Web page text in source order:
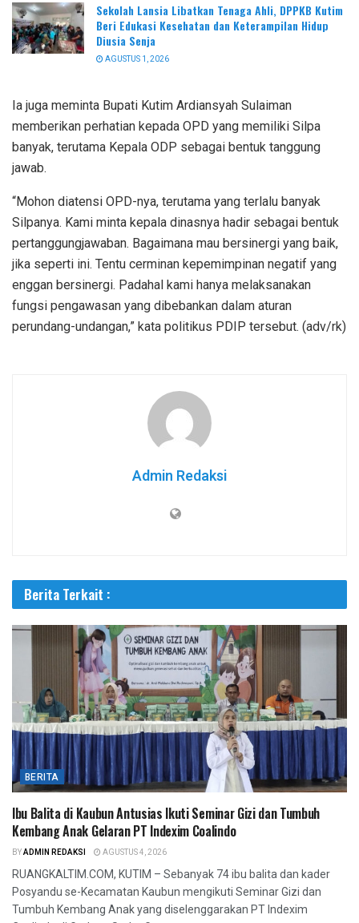
Sekolah Lansia Libatkan Tenaga Ahli, DPPKB Kutim
Beri Edukasi Kesehatan dan Keterampilan Hidup
Diusia Senja
AGUSTUS 1, 2026
Ia juga meminta Bupati Kutim Ardiansyah Sulaiman
memberikan perhatian kepada OPD yang memiliki Silpa
banyak, terutama Kepala ODP sebagai bentuk tanggung
jawab.
“Mohon diatensi OPD-nya, terutama yang terlalu banyak
Silpanya. Kami minta kepala dinasnya hadir sebagai bentuk
pertanggungjawaban. Bagaimana mau bersinergi yang baik,
jika seperti ini. Tentu cerminan kepemimpinan negatif yang
enggan bersinergi. Padahal kami hanya melaksanakan
fungsi pengawasan yang dibebankan dalam aturan
perundang-undangan,” kata politikus PDIP tersebut. (adv/rk)
Admin Redaksi
Berita Terkait :
BERITA
Ibu Balita di Kaubun Antusias Ikuti Seminar Gizi dan Tumbuh
Kembang Anak Gelaran PT Indexim Coalindo
BYADMIN REDAKSI AGUSTUS 4, 2026
RUANGKALTIM.COM, KUTIM – Sebanyak 74 ibu balita dan kader
Posyandu se-Kecamatan Kaubun mengikuti Seminar Gizi dan
Tumbuh Kembang Anak yang diselenggarakan PT Indexim